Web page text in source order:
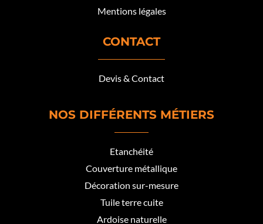
Mentions légales
CONTACT
Devis & Contact
NOS DIFFÉRENTS MÉTIERS
Etanchéité
Couverture métallique
Décoration sur-mesure
Tuile terre cuite
Ardoise naturelle